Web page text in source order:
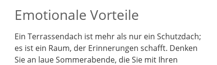
Emotionale Vorteile
Ein Terrassendach ist mehr als nur ein Schutzdach;
es ist ein Raum, der Erinnerungen schafft. Denken
Sie an laue Sommerabende, die Sie mit Ihren